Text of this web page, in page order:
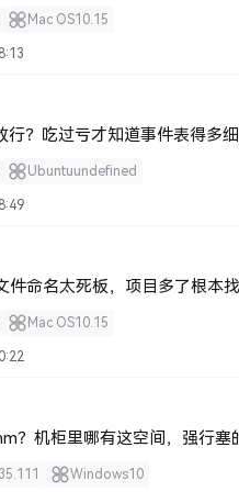
Mac OS10.15
行？吃过亏才知道事件表得多
Ubuntuundefined
件命名太死板，项目多了根本
Mac OS10.15
？机柜里哪有这空间，强行塞
Windows10